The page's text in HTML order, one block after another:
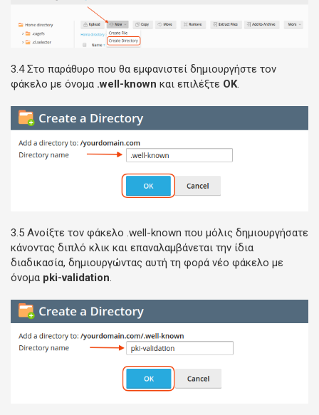
3.4 Στο παράθυρο που θα εμφανιστεί δημιουργήστε τον
φάκελο με όνομα .well-known και επιλέξτε ΟΚ.
3.5 Ανοίξτε τον φάκελο .well-known που μόλις δημιουργήσατε
κάνοντας διπλό κλικ και επαναλαμβάνεται την ίδια
διαδικασία, δημιουργώντας αυτή τη φορά νέο φάκελο με
όνομα pki-validation.